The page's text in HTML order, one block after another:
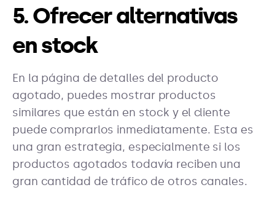
5. Ofrecer alternativas
en stock
En la página de detalles del producto
agotado, puedes mostrar productos
similares que están en stock y el cliente
puede comprarlos inmediatamente. Esta es
una gran estrategia, especialmente si los
productos agotados todavía reciben una
gran cantidad de tráfico de otros canales.